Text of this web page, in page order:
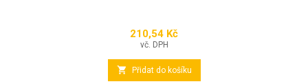
Cena
210,54 Kč
vč. DPH
 Přidat do košíku